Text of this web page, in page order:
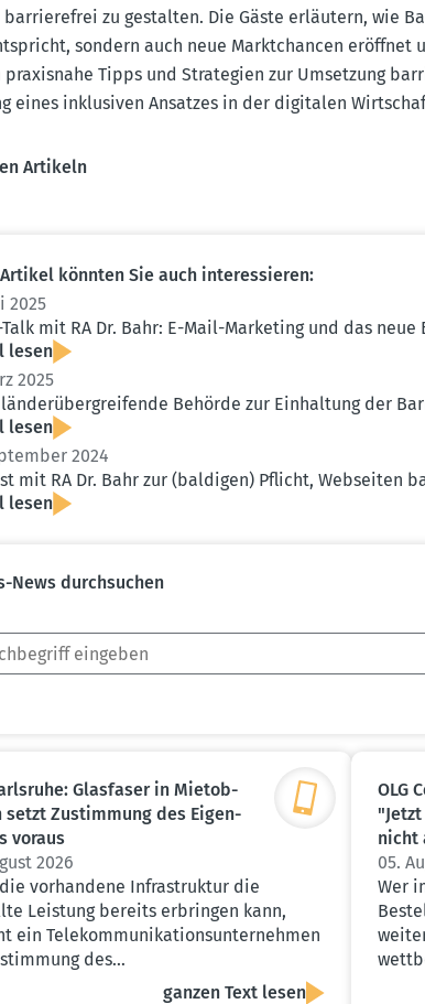
barrie­refrei zu gestalten. Die Gäste erläutern, wie
sondern auch neue Markt­chancen
Tipps und Strategien zur Umsetzung
eines inklu­siven Ansatzes in der digitalen
Artikeln
könnten Sie auch inter­es­sieren:
2025
mit RA Dr. Bahr: E-Mail-Marketing und das
lesen
2025
länder­über­grei­fende Behörde zur Einhaltung der
lesen
2024
mit RA Dr. Bahr zur (baldigen) Pflicht, Webseiten
lesen
News durch­suchen
Glasfaser in Mietob­
setzt Zustimmung des Eigen­
voraus
2026
vorhandene Infrastruktur die
Leistung bereits erbringen kann,
ein Telekommunikationsunternehmen
des…
ganzen Text lesen
OLG
nicht
05.
Wer